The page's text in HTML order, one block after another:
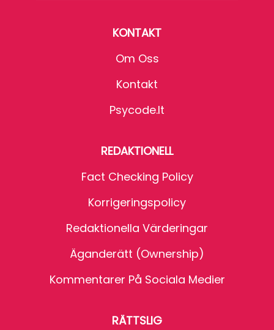
KONTAKT
Om Oss
Kontakt
Psycode.it
REDAKTIONELL
Fact Checking Policy
Korrigeringspolicy
Redaktionella Värderingar
Äganderätt (Ownership)
Kommentarer På Sociala Medier
RÄTTSLIG